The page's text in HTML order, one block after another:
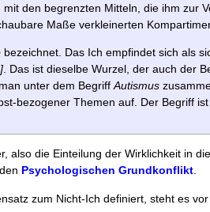
den begrenzten Mitteln, die ihm zur
Maße verkleinerten
bezeichnet. Das Ich empfindet sich als
. Das ist dieselbe Wurzel, der auch der
unter dem Begriff Autismus
bezogener Themen auf. Der Begriff ist
also die Einteilung der Wirklichkeit in
Psychologischen Grundkonflikt.
zum Nicht-Ich definiert, steht es